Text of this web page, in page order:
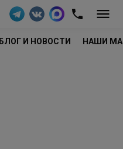
БЛОГ И НОВОСТИ НАШИ